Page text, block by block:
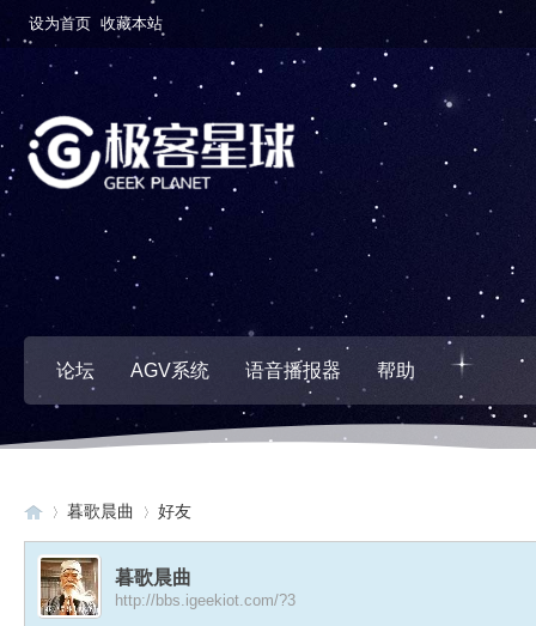
设为首页 收藏本站
论坛 AGV系统 语音播报器 帮助
极›
暮歌晨曲
›
好友
暮歌晨曲
http://bbs.igeekiot.com/?3